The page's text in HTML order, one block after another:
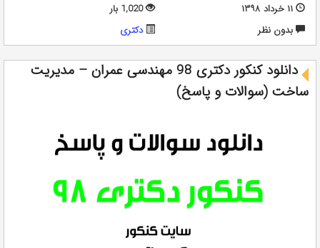
۱۱ خرداد ۱۳۹۸
1,020 بار
بدون نظر
دکتری
دانلود کنکور دکتری 98 مهندسی عمران – مدیریت
ساخت (سوالات و پاسخ)